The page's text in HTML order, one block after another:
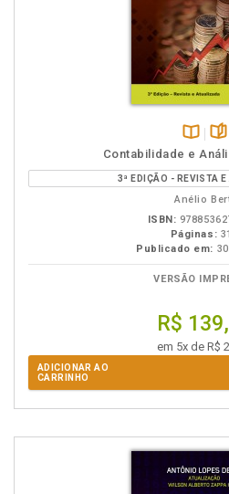
na
B.V.
Contabilidade e
3ª EDIÇÃO - REVISTA
Anélio
ISBN:
Páginas:
Publicado em:
VERSÃO
R$
em 5x de R$
ADICIONAR AO
CARRINHO